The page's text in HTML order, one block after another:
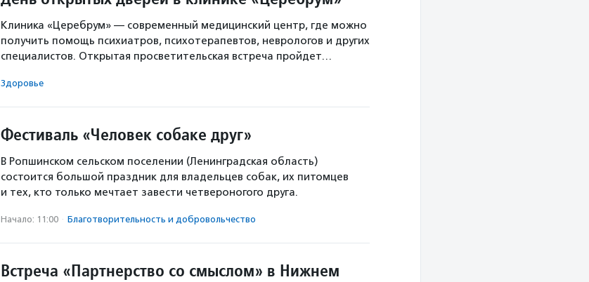
Клиника «Церебрум» — современный медицинский центр, где можно
получить помощь психиатров, психотерапевтов, неврологов и других
специалистов. Открытая просветительская встреча пройдет…
Здоровье
Фестиваль «Человек собаке друг»
В Ропшинском сельском поселении (Ленинградская область)
состоится большой праздник для владельцев собак, их питомцев
и тех, кто только мечтает завести четвероногого друга.
Начало: 11:00 · Благотвори­тель­ность и доброволь­чест­во
Встреча «Партнерство со смыслом» в Нижнем